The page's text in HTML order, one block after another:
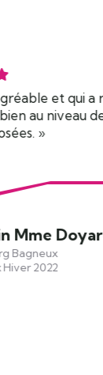
et qui a
au niveau
»
Mme
Bagneux
2022